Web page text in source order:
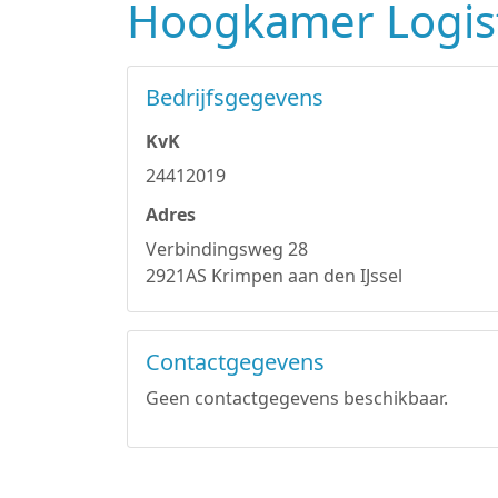
Hoogkamer
Bedrijfsgegevens
KvK
24412019
Adres
Verbindingsweg 28
2921AS Krimpen aan den IJssel
Contactgegevens
Geen contactgegevens beschikbaar.